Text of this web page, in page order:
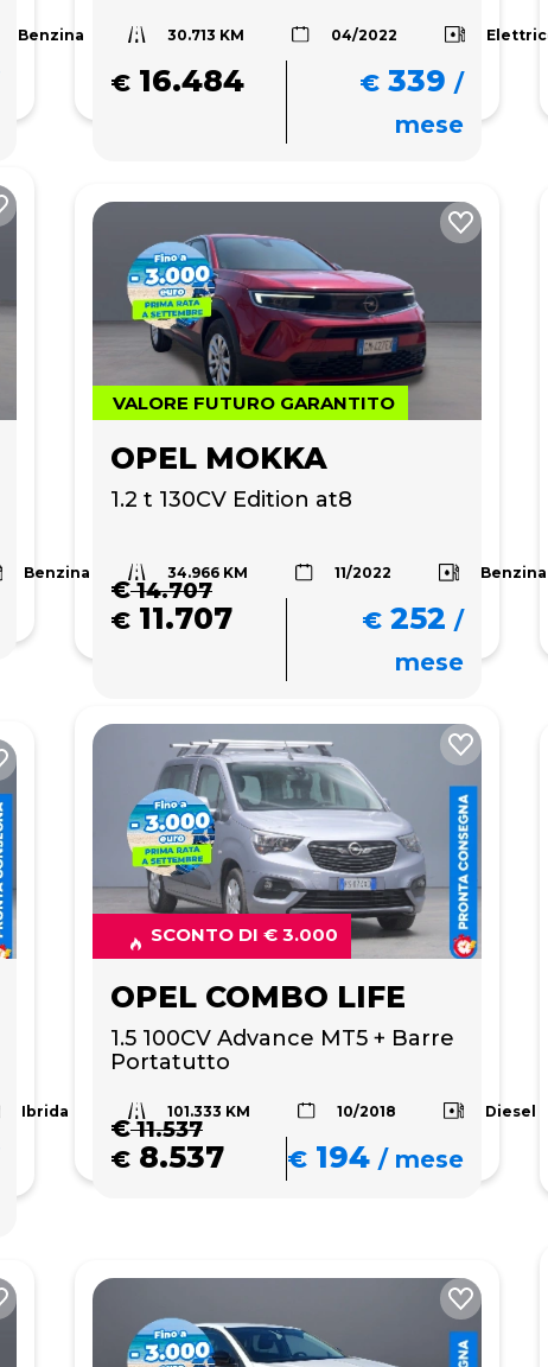
Benzina 30.713 KM 04/2022
€ 16.484 € 339 /
mese
Benzina
VALORE FUTURO GARANTITO
OPEL MOKKA
1.2 t 130CV Edition at8
34.966 KM 11/2022 Benzina
€14.707
€ 11.707 € 252 /
mese
Ibrida
SCONTO DI € 3.000
OPEL COMBO LIFE
1.5 100CV Advance MT5 + Barre
Portatutto
101.333 KM 10/2018 Diesel
€11.537
€ 8.537 € 194 /mese